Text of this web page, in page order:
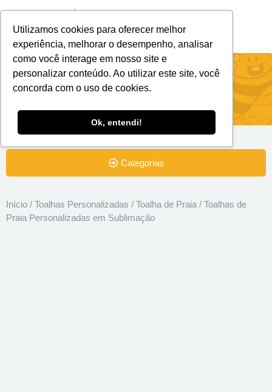
Utilizamos cookies para oferecer melhor
experiência, melhorar o desempenho, analisar
como você interage em nosso site e
personalizar conteúdo. Ao utilizar este site, você
concorda com o uso de cookies.
Ok, entendi!
Toalhas de Praia Personalizadas em
Sublimação
Categorias
Início / Toalhas Personalizadas / Toalha de Praia / Toalhas de
Praia Personalizadas em Sublimação